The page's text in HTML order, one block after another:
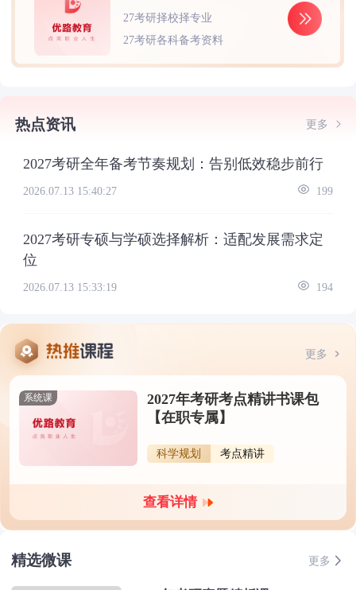
27考研择校择专业
27考研各科备考资料
热点资讯 更多
2027考研全年备考节奏规划：告别低效稳步前行
2026.07.13 15:40:27 199
2027考研专硕与学硕选择解析：适配发展需求定
位
2026.07.13 15:33:19 194
更多
系统课
2027年考研考点精讲书课包
【在职专属】
科学规划 考点精讲
查看详情
精选微课 更多